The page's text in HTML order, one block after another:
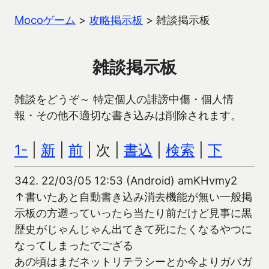
Mocoゲーム > 攻略掲示板 > 雑談掲示板
雑談掲示板
雑談をどうぞ～ 特定個人の誹謗中傷・個人情
報・その他不適切な書き込みは削除されます。
1- 新 前 | 次 | 書込 検索 下
342. 22/03/05 12:53 (Android) amKHvmy2
↑書いたあと自動書き込み消去機能が無い一般掲
示板の方遡っていったら当たり前だけど見事に黒
歴史がじゃんじゃん出てきて死にたくなるやつに
なってしまったでござる
あの頃はまだネットリテラシーとか今よりガバガ